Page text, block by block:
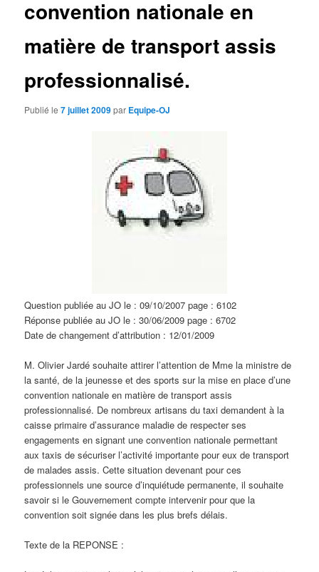
e
a
convention nationale en
matière de transport assis
professionnalisé.
Publié le7 juillet 2009par Equipe-OJ
Question publiée au JO le : 09/10/2007 page : 6102
Réponse publiée au JO le : 30/06/2009 page : 6702
Date de changement d’attribution : 12/01/2009
M. Olivier Jardé souhaite attirer l’attention de Mme la ministre de
la santé, de la jeunesse et des sports sur la mise en place d’une
convention nationale en matière de transport assis
professionnalisé. De nombreux artisans du taxi demandent à la
caisse primaire d’assurance maladie de respecter ses
engagements en signant une convention nationale permettant
aux taxis de sécuriser l’activité importante pour eux de transport
de malades assis. Cette situation devenant pour ces
professionnels une source d’inquiétude permanente, il souhaite
savoir si le Gouvernement compte intervenir pour que la
convention soit signée dans les plus brefs délais.
Texte de la REPONSE :